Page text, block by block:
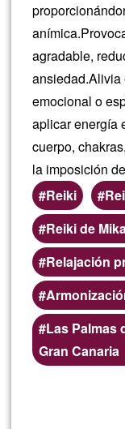
agradable,
ansiedad.Alivia
emocional o
aplicar energía
cuerpo,
la imposición
Reiki
Reiki de
Relajación
Áreas
de
servicio
Las Palmas
Gran Canaria